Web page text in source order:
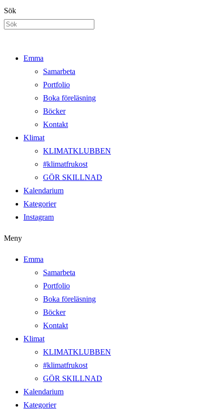
Hoppa
till
Sök
Emma
Samarbeta
Portfolio
Boka föreläsning
Böcker
Kontakt
Klimat
KLIMATKLUBBEN
#klimatfrukost
GÖR SKILLNAD
Kalendarium
Kategorier
Instagram
Meny
Emma
Samarbeta
Portfolio
Boka föreläsning
Böcker
Kontakt
Klimat
KLIMATKLUBBEN
#klimatfrukost
GÖR SKILLNAD
Kalendarium
Kategorier